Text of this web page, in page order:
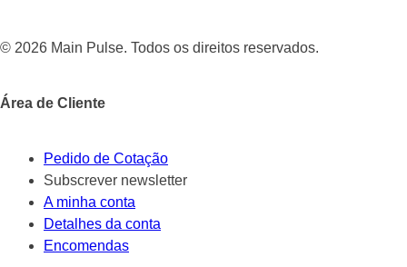
© 2026 Main Pulse. Todos os direitos reservados.
Área de Cliente
Pedido de Cotação
Subscrever newsletter
A minha conta
Detalhes da conta
Encomendas